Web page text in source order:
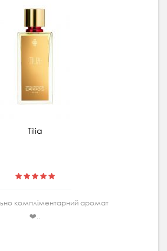
Tilia
комплiментарний аромат
❤️..